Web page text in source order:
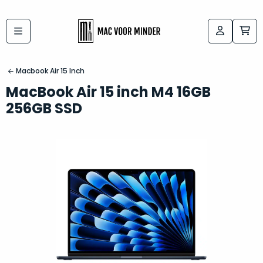
Macbook Air 15 Inch
MacBook Air 15 inch M4 16GB
256GB SSD
Bij
koop
je
altijd
in
gegarandeerd.
customer
Labels:
kies
de
Mac